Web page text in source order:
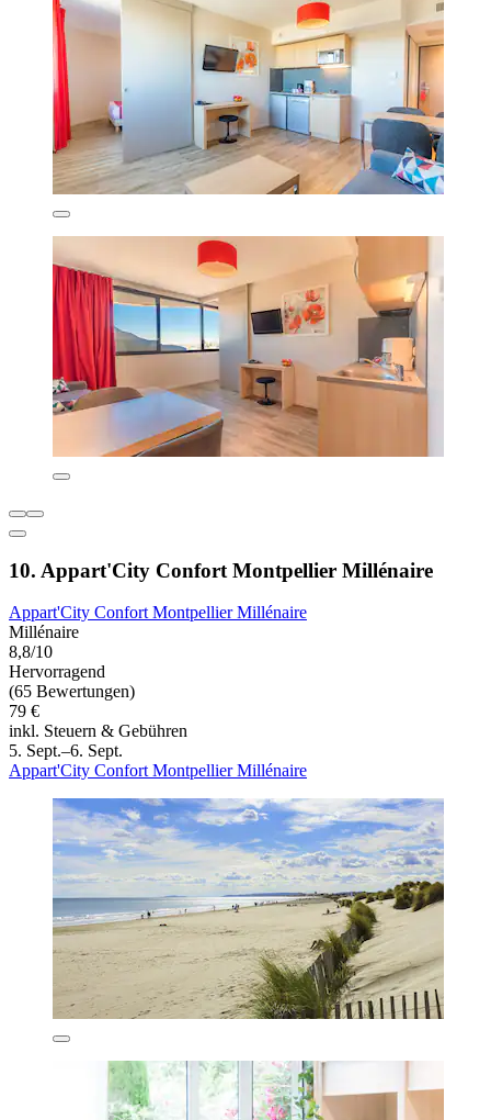
10. Appart'City Confort Montpellier Millénaire
Appart'City Confort Montpellier Millénaire
Millénaire
8,8/10
Hervorragend
(65 Bewertungen)
79 €
inkl. Steuern & Gebühren
5. Sept.–6. Sept.
Appart'City Confort Montpellier Millénaire